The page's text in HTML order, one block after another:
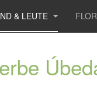
& LEUTE